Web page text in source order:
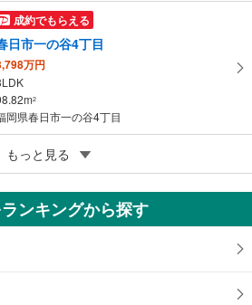
成約でもらえる
日市一の谷4丁目
万円
2
岡県春日市一の谷4丁目
成約でもらえる
日市一の谷4丁目
万円
もっと見る
ンキングから探す